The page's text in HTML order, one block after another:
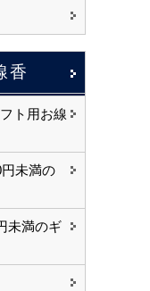
香
ト用お線
未満の
未満のギ